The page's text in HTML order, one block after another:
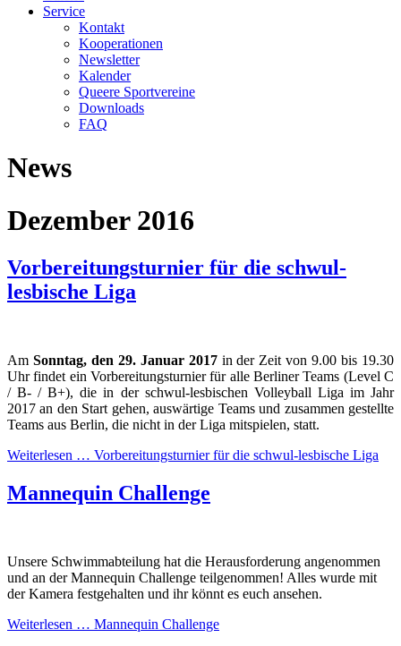
Service
Kontakt
Kooperationen
Newsletter
Kalender
Queere Sportvereine
Downloads
FAQ
News
Dezember 2016
Vorbereitungsturnier für die schwul-
lesbische Liga
Am Sonntag, den 29. Januar 2017in der Zeit von 9.00 bis 19.30
Uhr findet ein Vorbereitungsturnier für alle Berliner Teams (Level C
/ B- / B+), die in der schwul-lesbischen Volleyball Liga im Jahr
2017 an den Start gehen, auswärtige Teams und zusammen gestellte
Teams aus Berlin, die nicht in der Liga mitspielen, statt.
Weiterlesen … Vorbereitungsturnier für die schwul-lesbische Liga
Mannequin Challenge
Unsere Schwimmabteilung hat die Herausforderung angenommen
und an der Mannequin Challenge teilgenommen! Alles wurde mit
der Kamera festgehalten und ihr könnt es euch ansehen.
Weiterlesen … Mannequin Challenge